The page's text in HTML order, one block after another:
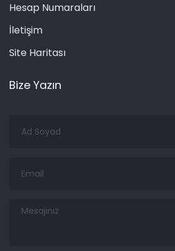
Hesap Numaraları
İletişim
Site Haritası
Bize Yazın
Soyad
Mesajınız